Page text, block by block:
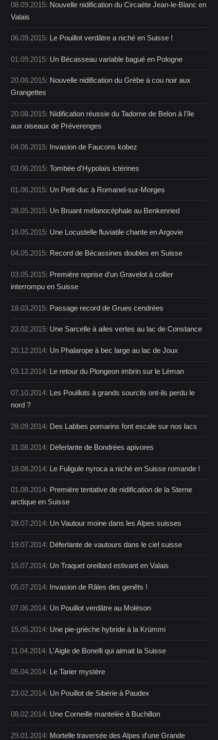
08.09.2015: Nouvelle nidification du Circaète Jean-le-Blanc en
Valais
06.09.2015: Le Pouillot verdâtre a niché en Suisse !
01.09.2015: Un Bécasseau variable bagué en Pologne
20.08.2015: Nouvelle nidification du Grèbe à cou noir aux
Grangettes
20.08.2015: Nidification réussie du Tadorne de Belon à l'île
aux oiseaux de Préverenges
04.06.2015: Invasion de Faucons kobez
03.06.2015:Tombée d'Hypolaïs ictérines
01.06.2015: Un Petit-duc à Romanel-sur-Morges
28.05.2015: Un Bruant mélanocéphale au Benkenried
16.05.2015: Une Locustelle fluviatile chante en Argovie
04.05.2015: Record de Bécassines doubles en Suisse
03.05.2015: Première reprise d'un Gravelot à collier
interrompu en Suisse
18.03.2015: Passage record de Grues cendrées
23.02.2015: Une Sarcelle à ailes vertes au lac de Constance
20.12.2014: Un Phalarope à bec large au lac de Joux
03.12.2014: Le retour du Plongeon imbrin sur le Léman
07.10.2014: Les Pouillots à grands sourcils ont-ils perdu le
nord ?
28.09.2014: Des Labbes pomarins font escale sur nos lacs
31.08.2014: Déferlante de Bondrées apivores
18.08.2014: Le Fuligule nyroca a niché en Suisse romande !
01.08.2014: Première tentative de nidification de la Sterne
arctique en Suisse
28.07.2014: Un Vautour moine dans les Alpes suisses
19.07.2014: Déferlante de vautours dans le ciel suisse
15.07.2014: Un Traquet oreillard estivant en Valais
05.07.2014: Invasion de Râles des genêts !
07.06.2014: Un Pouillot verdâtre au Moléson
15.05.2014: Une pie-grièche hybride à la Krümmi
11.04.2014: L'Aigle de Bonelli qui aimait la Suisse
05.04.2014: Le Tarier mystère
23.02.2014: Un Pouillot de Sibérie à Paudex
08.02.2014: Une Corneille mantelée à Buchillon
29.01.2014: Mortelle traversée des Alpes d'une Grande